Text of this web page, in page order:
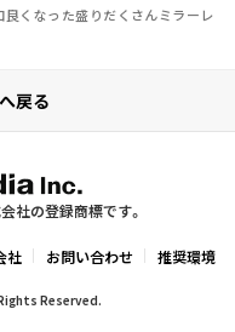
良くなった盛りだくさんミラーレ
戻る
社の登録商標です。
社 お問い合わせ 推奨環境
Reserved.